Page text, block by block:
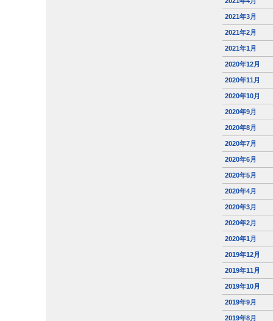
2021年3月
2021年2月
2021年1月
2020年12月
2020年11月
2020年10月
2020年9月
2020年8月
2020年7月
2020年6月
2020年5月
2020年4月
2020年3月
2020年2月
2020年1月
2019年12月
2019年11月
2019年10月
2019年9月
2019年8月